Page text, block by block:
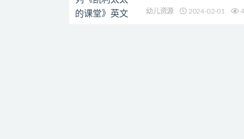
幼儿资源 2024-02-01